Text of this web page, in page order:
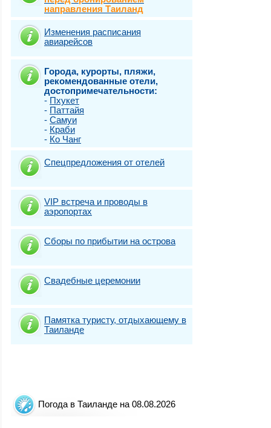
направления Таиланд
Изменения расписания
авиарейсов
Города, курорты, пляжи,
рекомендованные отели,
достопримечательности:
- Пхукет
- Паттайя
- Самуи
- Краби
- Ко Чанг
Спецпредложения от отелей
VIP встреча и проводы в
аэропортах
Сборы по прибытии на острова
Свадебные церемонии
Памятка туристу, отдыхающему в
Таиланде
Погода в Таиланде на 08.08.2026